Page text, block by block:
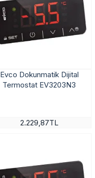
Evco Dokunmatik Dijital
Termostat EV3203N3
2.229,87TL